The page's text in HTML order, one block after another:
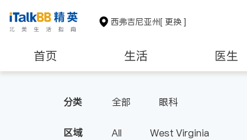
西弗吉尼亚州[ 更换 ]
首页 生活 医生
分类 全部 眼科
区域 All West Virginia